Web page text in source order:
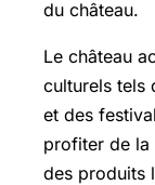
du château.
Le château
culturels tels
et des
profiter de la
des produits